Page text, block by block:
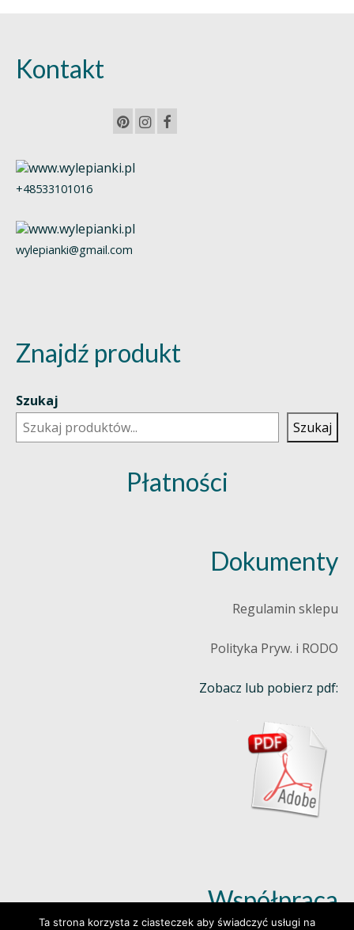
Kontakt
+48533101016
wylepianki@gmail.com
Znajdź produkt
Szukaj
Szukaj
Płatności
Dokumenty
Regulamin sklepu
Polityka Pryw. i RODO
Zobacz lub pobierz pdf:
Współpraca
Ta strona korzysta z ciasteczek aby świadczyć usługi na